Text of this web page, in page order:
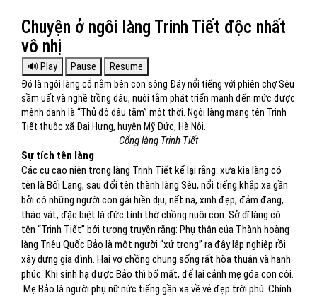
Chuyện ở ngôi làng Trinh Tiết độc nhất
vô nhị
Đó là ngôi làng cổ nằm bên con sông Đáy nổi tiếng với phiên chợ Sêu
sầm uất và nghề trồng dâu, nuôi tằm phát triển mạnh đến mức được
mệnh danh là “Thủ đô dâu tằm” một thời. Ngôi làng mang tên Trinh
Tiết thuộc xã Đại Hưng, huyện Mỹ Đức, Hà Nội.
Cổng làng Trinh Tiết
Sự tích tên làng
Các cụ cao niên trong làng Trinh Tiết kể lại rằng: xưa kia làng có
tên là Bối Lang, sau đổi tên thành làng Sêu, nổi tiếng khắp xa gần
bởi có những người con gái hiền dịu, nết na, xinh đẹp, đảm đang,
tháo vát, đặc biệt là đức tính thờ chồng nuôi con. Sở dĩ làng có
tên “Trinh Tiết” bởi tương truyền rằng: Phụ thân của Thành hoàng
làng Triệu Quốc Bảo là một người “xứ trong” ra đây lập nghiệp rồi
xây dựng gia đình. Hai vợ chồng chung sống rất hòa thuận và hạnh
phúc. Khi sinh hạ được Bảo thì bố mất, để lại cảnh mẹ góa con côi.
Mẹ Bảo là người phụ nữ nức tiếng gần xa về vẻ đẹp trời phú. Chính